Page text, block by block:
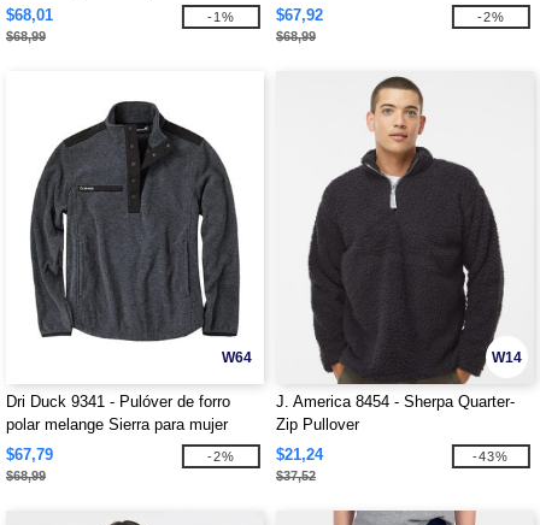
$68,01
$68,99
-1%
$67,92
$68,99
-2%
W64
Dri Duck 9341 - Pulóver de forro
polar melange Sierra para mujer
$67,79
$68,99
-2%
W14
J. America 8454 - Sherpa Quarter-
Zip Pullover
$21,24
$37,52
-43%